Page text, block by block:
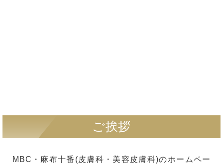
ご挨拶
MBC・麻布十番(皮膚科・美容皮膚科)のホームペー